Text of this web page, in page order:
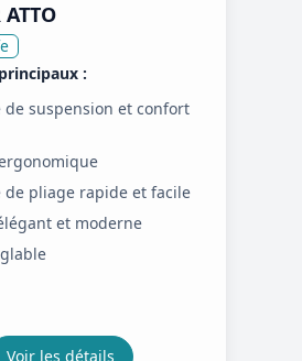
ATTO
:
de suspension et confort
de pliage rapide et facile
et moderne
Voir les détails